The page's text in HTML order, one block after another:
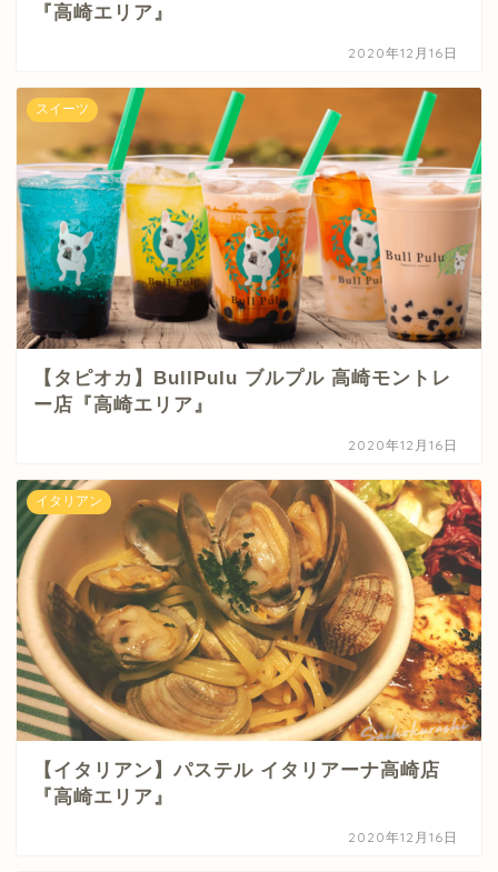
『高崎エリア』
2020年12月16日
スイーツ
【タピオカ】BullPulu ブルプル 高崎モントレ
ー店『高崎エリア』
2020年12月16日
イタリアン
【イタリアン】パステル イタリアーナ高崎店
『高崎エリア』
2020年12月16日